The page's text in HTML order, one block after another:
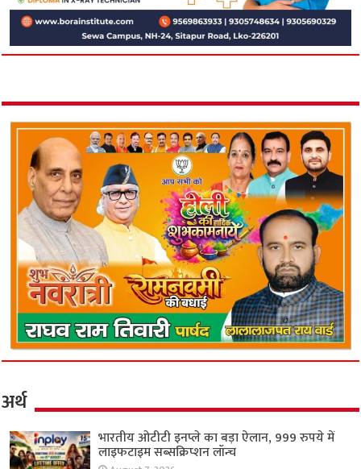
अर्थ
भारतीय ओटीटी इनप्ले का बड़ा ऐलान, 999 रुपये में
लाइफटाइम सब्सक्रिप्शन लॉन्च